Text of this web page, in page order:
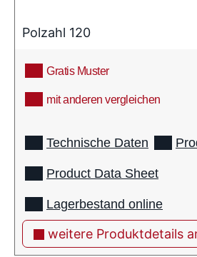
Polzahl 120
Gratis Muster
mit anderen vergleichen
Technische Daten
Product Data Sheet
Lagerbestand online
weitere Produktdetails